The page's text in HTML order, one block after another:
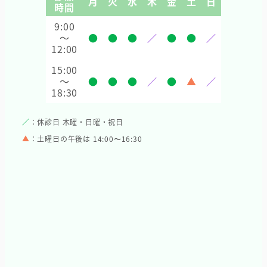
時間
9:00
～
12:00
● ● ● ／ ● ● ／
15:00
～
18:30
● ● ● ／ ● ▲ ／
／ ：休診日 木曜・日曜・祝日
▲ ：土曜日の午後は 14:00〜16:30